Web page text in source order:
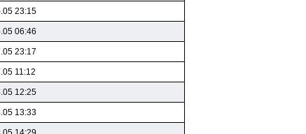
23:15
06:46
23:17
11:12
12:25
13:33